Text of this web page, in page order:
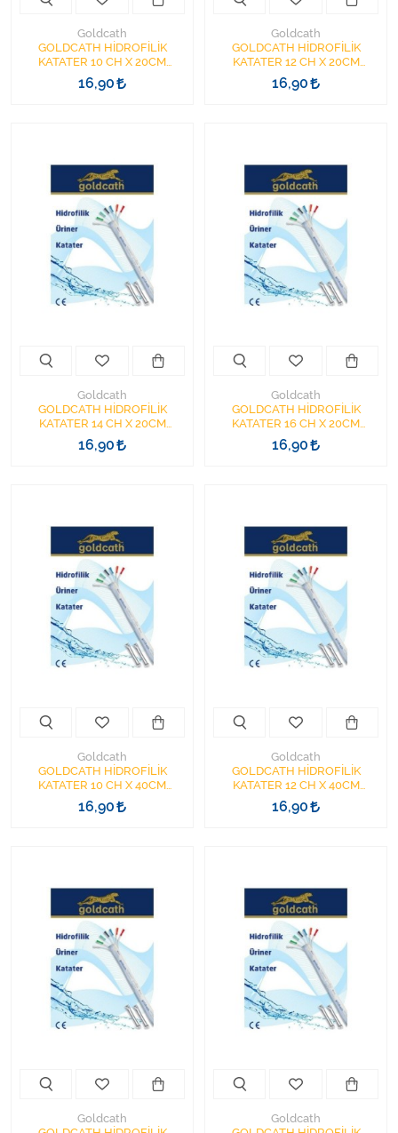
Goldcath
GOLDCATH HİDROFİLİK
KATATER 10 CH X 20CM
YÜZÜKLÜ
16,90
Goldcath
GOLDCATH HİDROFİLİK
KATATER 12 CH X 20CM
YÜZÜKLÜ
16,90
Goldcath
GOLDCATH HİDROFİLİK
KATATER 14 CH X 20CM
YÜZÜKLÜ
16,90
Goldcath
GOLDCATH HİDROFİLİK
KATATER 16 CH X 20CM
YÜZÜKLÜ
16,90
Goldcath
GOLDCATH HİDROFİLİK
KATATER 10 CH X 40CM
YÜZÜKLÜ
16,90
Goldcath
GOLDCATH HİDROFİLİK
KATATER 12 CH X 40CM
YÜZÜKLÜ
16,90
Goldcath
Goldcath